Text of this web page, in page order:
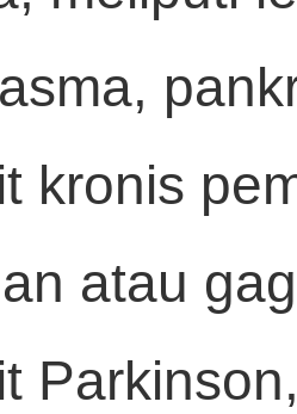
kronis
atau